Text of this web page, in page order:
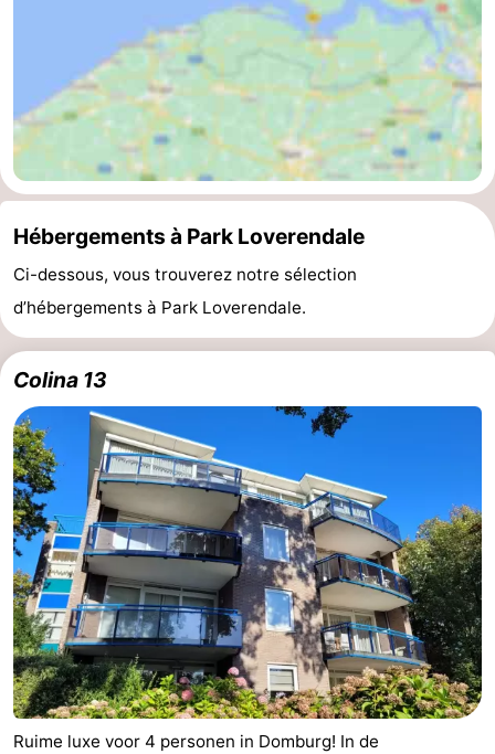
Mantelingen
Zoutelande
Nature
Walcherse
bos
-
Dishoek
-
Vlissingen
-
Middelburg
Zeeuws-
Vlaanderen
Nieuwvliet
-
Sluis
-
Cadzand
-
Nature
Het
Zwin
Météo
Contact
Hébergements à Park Loverendale
Ci-dessous, vous trouverez notre sélection
d’hébergements à Park Loverendale.
Colina 13
Ruime luxe voor 4 personen in Domburg! In de